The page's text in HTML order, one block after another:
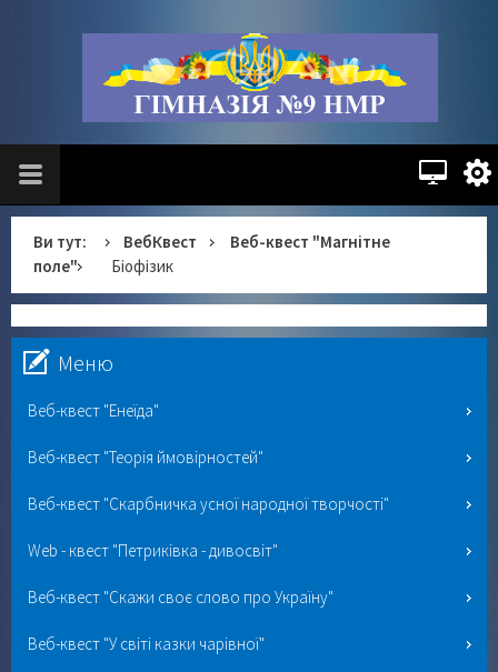
Ви тут: ВебКвест
Веб-квест "Магнітне
поле"
Біофізик
Меню
Веб-квест "Енеїда"
Веб-квест "Теорія ймовірностей"
Веб-квест "Скарбничка усної народної творчості"
Web - квест "Петриківка - дивосвіт"
Веб-квест "Скажи своє слово про Україну"
Веб-квест "У світі казки чарівної"